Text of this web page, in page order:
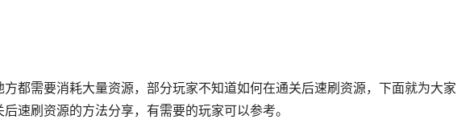
都需要消耗大量资源，部分玩家不知道如何在通关后速刷资源，下面就为大家
速刷资源的方法分享，有需要的玩家可以参考。